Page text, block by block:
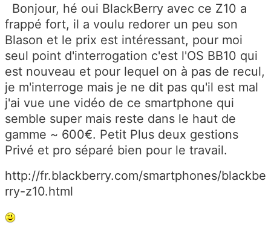
Bonjour, hé oui BlackBerry avec ce Z10 a
frappé fort, il a voulu redorer un peu son
Blason et le prix est intéressant, pour moi
seul point d'interrogation c'est l'OS BB10 qui
est nouveau et pour lequel on à pas de recul,
je m'interroge mais je ne dit pas qu'il est mal
j'ai vue une vidéo de ce smartphone qui
semble super mais reste dans le haut de
gamme ~ 600€. Petit Plus deux gestions
Privé et pro séparé bien pour le travail.
http://fr.blackberry.com/smartphones/blackbe
rry-z10.html